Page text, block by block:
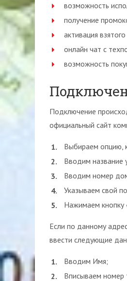
возможность
получение
активация
онлайн чат с
возможность
Подключение
официальный сайт
Выбираем опцию,
Вводим название
Вводим номер
Указываем свой
Нажимаем кнопку
Если по данному
ввести следующие
Вводим Имя;
Вписываем номер